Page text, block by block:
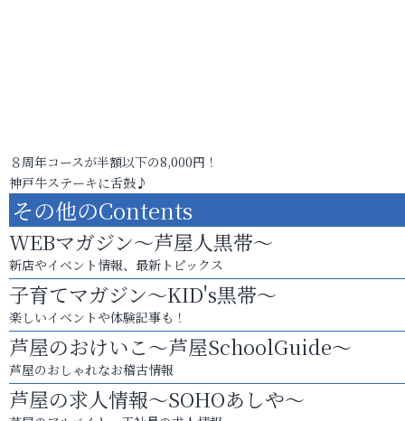
８周年コースが半額以下の8,000円！
神戸牛ステーキに舌鼓♪
その他のContents
WEBマガジン～芦屋人黒帯～
新店やイベント情報、最新トピックス
子育てマガジン～KID's黒帯～
楽しいイベントや体験記事も！
芦屋のおけいこ～芦屋SchoolGuide～
芦屋のおしゃれなお稽古情報
芦屋の求人情報～SOHOあしや～